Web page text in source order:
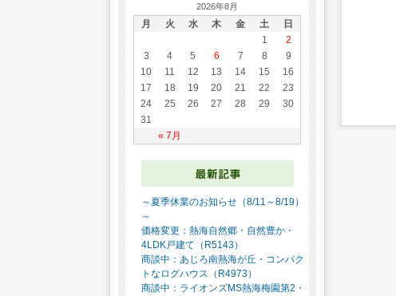
2026年8月
月 火 水 木 金 土 日
« 7月
1
2
3
4 5 6 7 8
9
10
11 12 13 14 15
16
17
18 19 20 21 22
23
24
25 26 27 28 29
30
31
～夏季休業のお知らせ（8/11～8/19）
～
価格変更：熱海自然郷・自然豊か・
4LDK戸建て（R5143）
商談中：あじろ南熱海が丘・コンパク
トなログハウス（R4973）
商談中：ライオンズMS熱海梅園第2・